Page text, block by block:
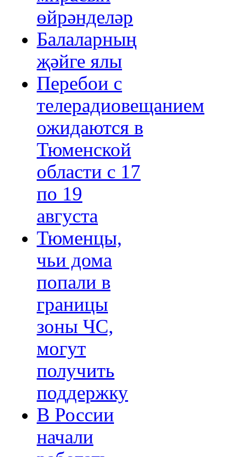
өйрәнделәр
Балаларның
җәйге ялы
Перебои с
телерадиовещанием
ожидаются в
Тюменской
области с 17
по 19
августа
Тюменцы,
чьи дома
попали в
границы
зоны ЧС,
могут
получить
поддержку
В России
начали